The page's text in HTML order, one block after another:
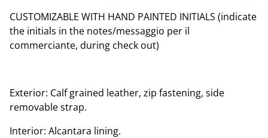
CUSTOMIZABLE WITH HAND PAINTED INITIALS (indicate
the initials in the notes/messaggio per il
commerciante, during check out)
Exterior: Calf grained leather, zip fastening, side
removable strap.
Interior: Alcantara lining.